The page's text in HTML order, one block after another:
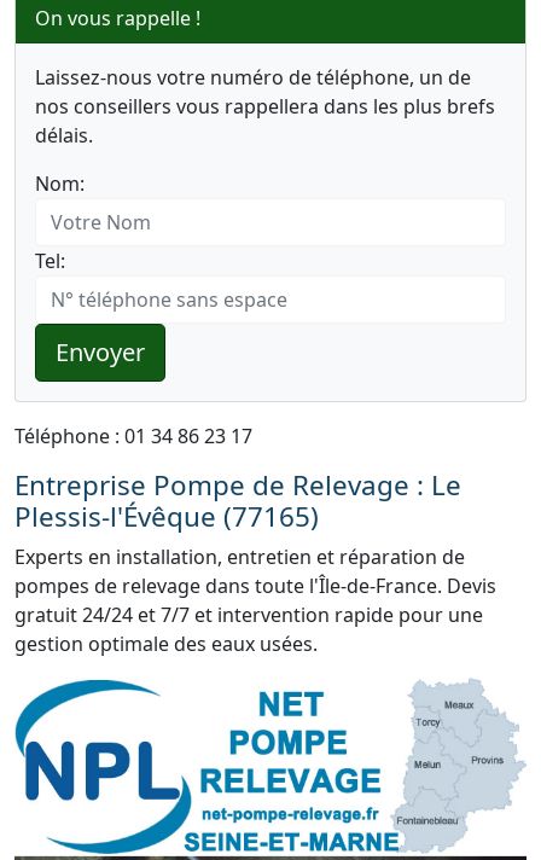
On vous rappelle !
Laissez-nous votre numéro de téléphone, un de
nos conseillers vous rappellera dans les plus brefs
délais.
Nom:
Tel:
Envoyer
Téléphone : 01 34 86 23 17
Entreprise Pompe de Relevage : Le
Plessis-l'Évêque (77165)
Experts en installation, entretien et réparation de
pompes de relevage dans toute l'Île-de-France. Devis
gratuit 24/24 et 7/7 et intervention rapide pour une
gestion optimale des eaux usées.